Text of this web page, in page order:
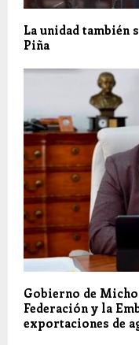
La unidad también
Piña
Gobierno de
Federación y la
exportaciones de